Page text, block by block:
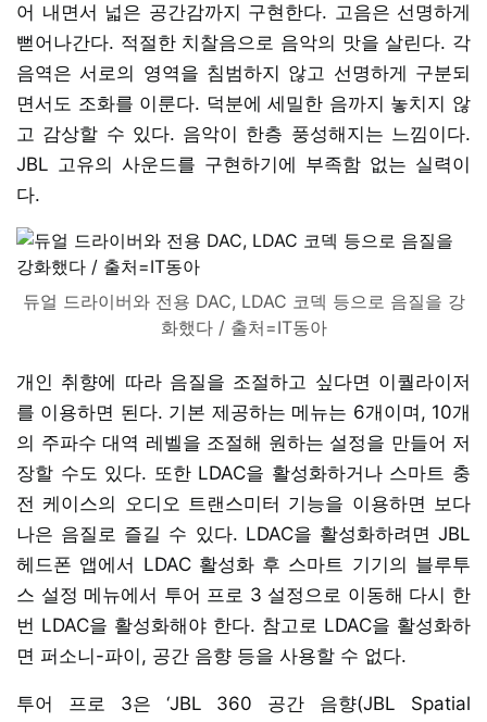
어 내면서 넓은 공간감까지 구현한다. 고음은 선명하게
뻗어나간다. 적절한 치찰음으로 음악의 맛을 살린다. 각
음역은 서로의 영역을 침범하지 않고 선명하게 구분되
면서도 조화를 이룬다. 덕분에 세밀한 음까지 놓치지 않
고 감상할 수 있다. 음악이 한층 풍성해지는 느낌이다.
JBL 고유의 사운드를 구현하기에 부족함 없는 실력이
다.
듀얼 드라이버와 전용 DAC, LDAC 코덱 등으로 음질을 강
화했다 / 출처=IT동아
개인 취향에 따라 음질을 조절하고 싶다면 이퀄라이저
를 이용하면 된다. 기본 제공하는 메뉴는 6개이며, 10개
의 주파수 대역 레벨을 조절해 원하는 설정을 만들어 저
장할 수도 있다. 또한 LDAC을 활성화하거나 스마트 충
전 케이스의 오디오 트랜스미터 기능을 이용하면 보다
나은 음질로 즐길 수 있다. LDAC을 활성화하려면 JBL
헤드폰 앱에서 LDAC 활성화 후 스마트 기기의 블루투
스 설정 메뉴에서 투어 프로 3 설정으로 이동해 다시 한
번 LDAC을 활성화해야 한다. 참고로 LDAC을 활성화하
면 퍼소니-파이, 공간 음향 등을 사용할 수 없다.
투어 프로 3은 ‘JBL 360 공간 음향(JBL Spatial